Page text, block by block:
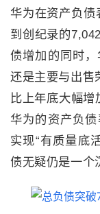
华为在资产负债
到创纪录的
债增加的同时
还是主要与出售
比上年底大幅增
华为的资产负
实现“有质量底
债无疑仍是一个